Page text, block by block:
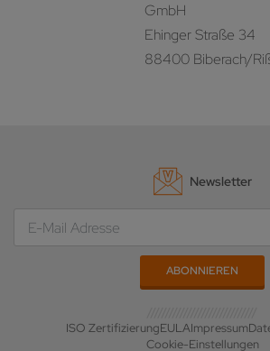
GmbH
Ehinger Straße 34
88400 Biberach/
Newsletter
ISO ZertifizierungEULAImpressum
Cookie-Einstellungen